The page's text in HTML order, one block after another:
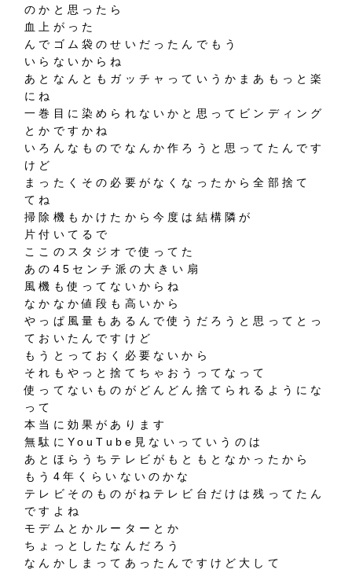
のかと思ったら
血上がった
んでゴム袋のせいだったんでもう
いらないからね
あとなんともガッチャっていうかまあもっと楽
にね
一巻目に染められないかと思ってビンディング
とかですかね
いろんなものでなんか作ろうと思ってたんです
けど
まったくその必要がなくなったから全部捨て
てね
掃除機もかけたから今度は結構隣が
片付いてるで
ここのスタジオで使ってた
あの45センチ派の大きい扇
風機も使ってないからね
なかなか値段も高いから
やっぱ風量もあるんで使うだろうと思ってとっ
ておいたんですけど
もうとっておく必要ないから
それもやっと捨てちゃおうってなって
使ってないものがどんどん捨てられるようにな
って
本当に効果があります
無駄にYouTube見ないっていうのは
あとほらうちテレビがもともとなかったから
もう4年くらいないのかな
テレビそのものがねテレビ台だけは残ってたん
ですよね
モデムとかルーターとか
ちょっとしたなんだろう
なんかしまってあったんですけど大して